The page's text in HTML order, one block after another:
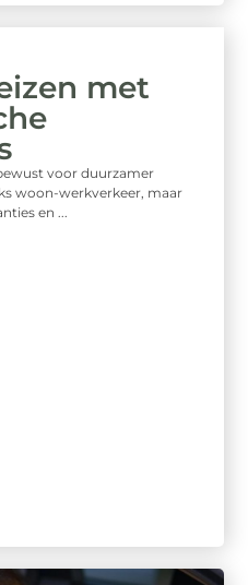
met
voor duurzamer
woon-werkverkeer, maar
en ...